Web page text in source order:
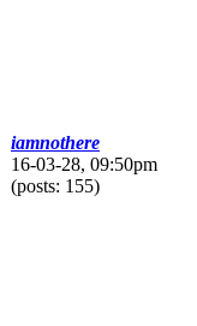
iamnothere
16-03-28, 09:50pm
(posts: 155)